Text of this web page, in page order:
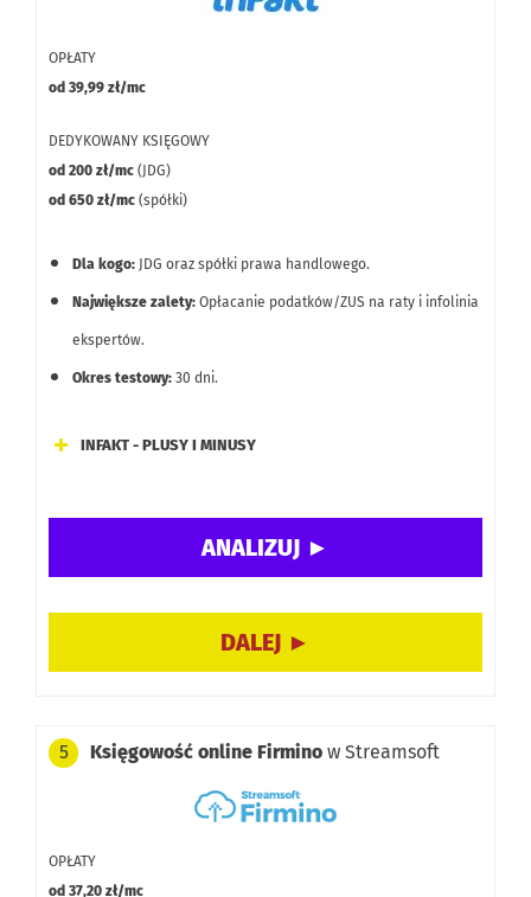
OPŁATY
od 39,99 zł/mc
DEDYKOWANY KSIĘGOWY
od 200 zł/mc (JDG)
od 650 zł/mc (spółki)
Dla kogo: JDG oraz spółki prawa handlowego.
Największe zalety: Opłacanie podatków/ZUS na raty i infolinia
ekspertów.
Okres testowy: 30 dni.
INFAKT - PLUSY I MINUSY
Infolinia ekspertów.
Ceny proporcjonalnie wyższe na tle konkurencji.
5 Księgowość online Firmino w Streamsoft
OPŁATY
od 37,20 zł/mc